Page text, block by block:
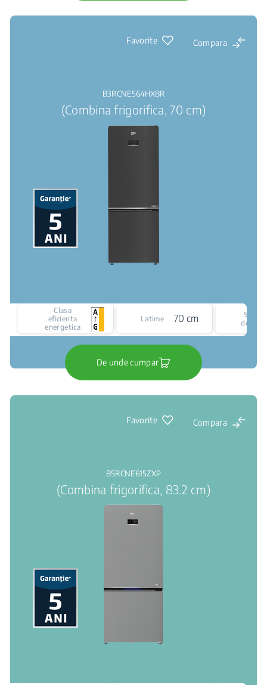
Favorite Compara
B3RCNE564HXBR
(Combina frigorifica, 70 cm)
Clasa
eficienta
energetica
Latime 70 cm
Sistem
de
De unde cumpar
Favorite Compara
B5RCNE615ZXP
(Combina frigorifica, 83.2 cm)